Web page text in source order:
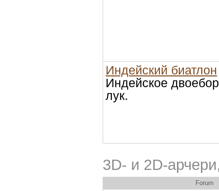
Индейский биатлон
Индейское
лук.
3D- и 2D-
Forum